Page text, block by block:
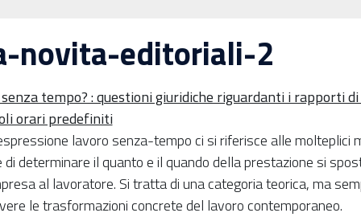
novita-editoriali-2
tempo? : questioni giuridiche riguardanti i rapporti
orari predefiniti
lavoro senza-tempo ci si riferisce alle molteplici
di determinare il quanto e il quando della prestazione si
al lavoratore. Si tratta di una categoria teorica, ma
le trasformazioni concrete del lavoro contemporaneo.